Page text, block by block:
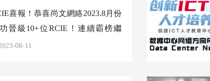
喜報！恭喜尚文網絡2023.8月份
晉級10+位RCIE！連續霸榜繼
08-11